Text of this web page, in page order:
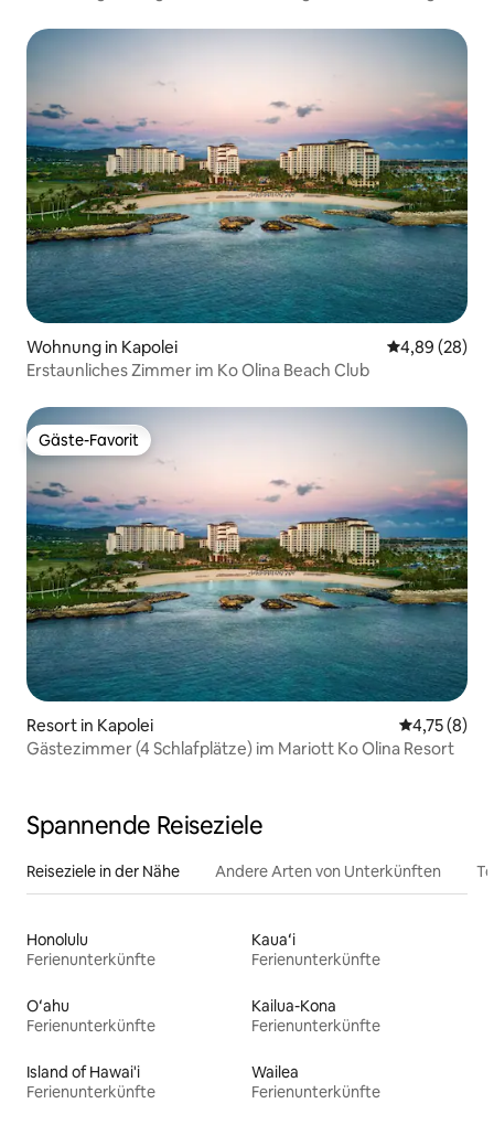
Wohnung in Kapolei
4,89 (28)
Erstaunliches Zimmer im Ko Olina Beach Club
Gäste-Favorit
Gäste-Favorit
Resort in Kapolei
4,75 (8)
Gästezimmer (4 Schlafplätze) im Mariott Ko Olina Resort
Spannende Reiseziele
Reiseziele in der Nähe Andere Arten von Unterkünften
Honolulu
Ferienunterkünfte
Kauaʻi
Ferienunterkünfte
Oʻahu
Ferienunterkünfte
Kailua-Kona
Ferienunterkünfte
Island of Hawai'i
Ferienunterkünfte
Wailea
Ferienunterkünfte